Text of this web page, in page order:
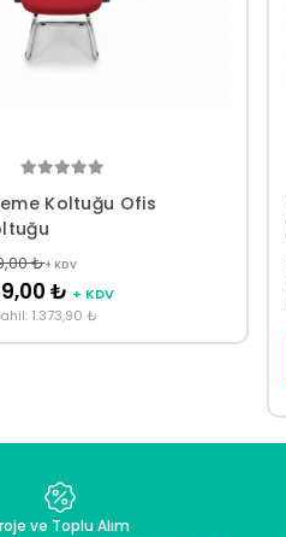
Koltuğu Ofis
₺+ KDV
₺ + KDV
1.373,90 ₺
ve Toplu Alım